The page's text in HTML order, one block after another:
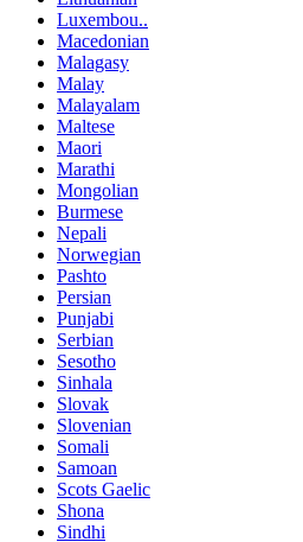
Luxembou..
Macedonian
Malagasy
Malay
Malayalam
Maltese
Maori
Marathi
Mongolian
Burmese
Nepali
Norwegian
Pashto
Persian
Punjabi
Serbian
Sesotho
Sinhala
Slovak
Slovenian
Somali
Samoan
Scots Gaelic
Shona
Sindhi